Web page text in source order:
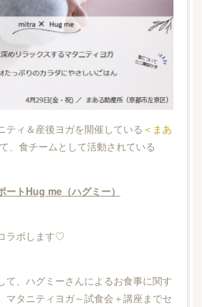
ティ＆産後ヨガを開催している ＜まあ
、食チームとして活動されている
ートHug me（ハグミー）
ラボします♡
て、ハグミーさんによるお食事に関す
マタニティヨガ～試食会＋講座までセ